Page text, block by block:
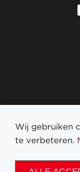
Wij gebruiken
te verbeteren.